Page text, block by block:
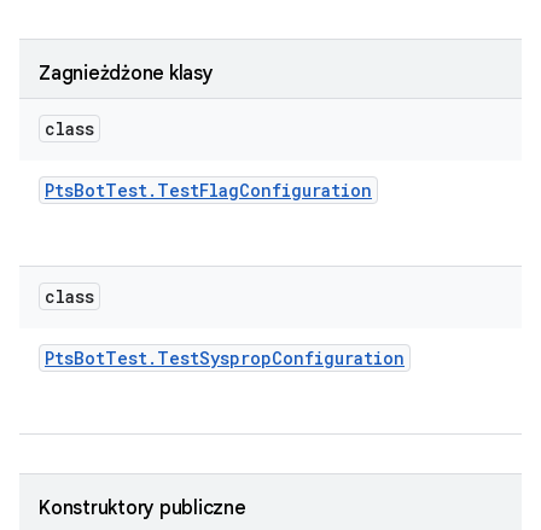
Zagnieżdżone klasy
class
PtsBotTest. TestFlagConfiguration
class
PtsBotTest. TestSyspropConfiguration
Konstruktory publiczne